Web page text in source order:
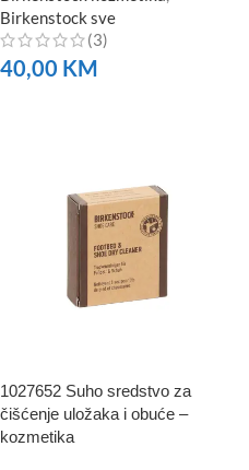
Birkenstock sve
(3)
40,00 KM
1027652 Suho sredstvo za
čišćenje uložaka i obuće –
kozmetika